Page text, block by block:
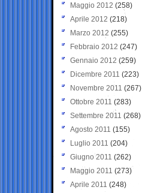
Maggio 2012 (258)
Aprile 2012 (218)
Marzo 2012 (255)
Febbraio 2012 (247)
Gennaio 2012 (259)
Dicembre 2011 (223)
Novembre 2011 (267)
Ottobre 2011 (283)
Settembre 2011 (268)
Agosto 2011 (155)
Luglio 2011 (204)
Giugno 2011 (262)
Maggio 2011 (273)
Aprile 2011 (248)